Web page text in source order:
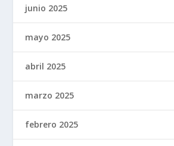
junio 2025
mayo 2025
abril 2025
marzo 2025
febrero 2025